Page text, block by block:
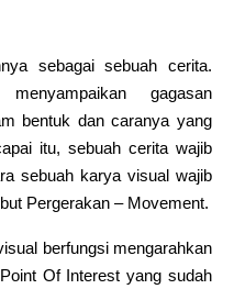
sebagai sebuah cerita.
gagasan
bentuk dan caranya yang
itu, sebuah cerita wajib
sebuah karya visual wajib
Pergerakan – Movement.
berfungsi mengarahkan
Of Interest yang sudah